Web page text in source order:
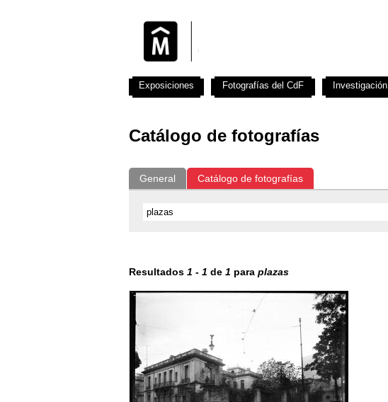
Catálogo de fotografías
General Catálogo de fotografías
Resultados 1 - 1 de 1 para plazas
Exposiciones Fotografías del CdF Investigación